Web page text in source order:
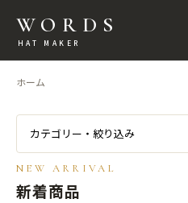
WORDS
HAT MAKER
ホーム
カテゴリー・絞り込み
NEW ARRIVAL
新着商品